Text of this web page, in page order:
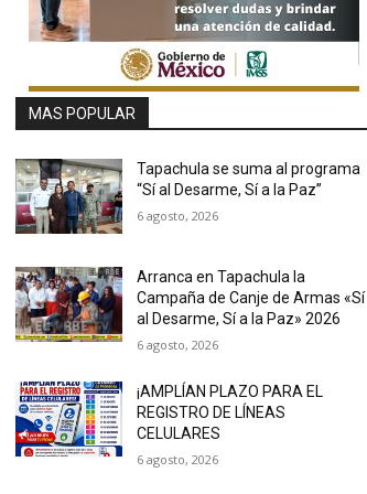
MAS POPULAR
Tapachula se suma al programa
“Sí al Desarme, Sí a la Paz”
6 agosto, 2026
Arranca en Tapachula la
Campaña de Canje de Armas «Sí
al Desarme, Sí a la Paz» 2026
6 agosto, 2026
¡AMPLÍAN PLAZO PARA EL
REGISTRO DE LÍNEAS
CELULARES
6 agosto, 2026